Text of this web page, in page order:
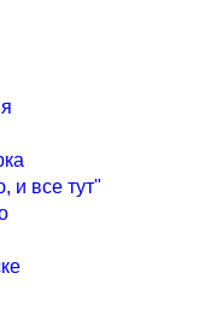
и все тут"